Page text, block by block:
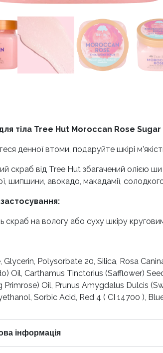
тіла Tree Hut Moroccan Rose Sugar
денної втоми, подаруйте шкірі
скраб від Tree Hut збагачений олією ши
шипшини, авокадо, макадамії,
скраб на вологу або суху шкіру
Glycerin, Polysorbate 20, Silica, Rosa
Oil, Carthamus Tinctorius (Safflower)
Primrose) Oil, Prunus Amygdalus Dulcis
Sorbic Acid, Red 4 ( CI 14700 ),
інформація